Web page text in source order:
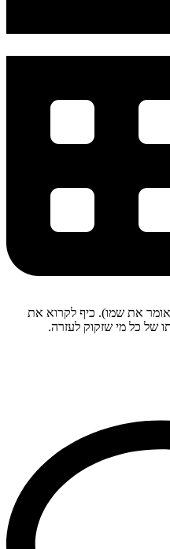
את שמו). כיף לקרוא את
של כל מי שזקוק לעזרה.